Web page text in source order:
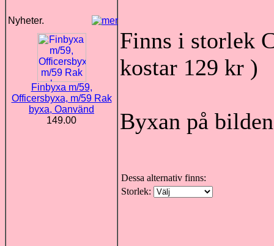
Nyheter.
Finbyxa m/59,
Officersbyxa, m/59 Rak
byxa, Oanvänd
149.00
Finns i storlek
kostar 129 kr )
Byxan på
Dessa alternativ finns:
Storlek: